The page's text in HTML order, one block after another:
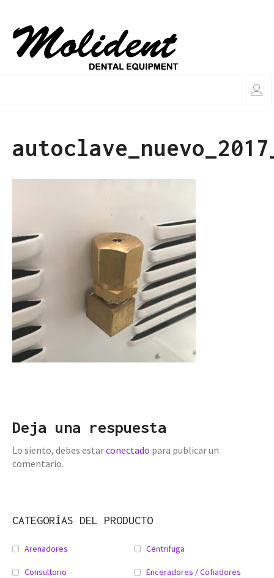
Deja una respuesta
Lo siento, debes estarconectado para publicar un
comentario.
CATEGORÍAS DEL PRODUCTO
Arenadores Centrifuga
Consultorio Enceradores / Cofiadores